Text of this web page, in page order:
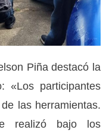
Piña destacó la
«Los participantes
las herramientas.
realizó bajo los